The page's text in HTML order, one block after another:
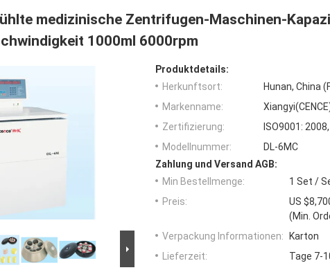
medizinische Zentrifugen-Maschinen-
1000ml 6000rpm
Produktdetails:
Herkunftsort:
Hunan, China
Markenname:
Zertifizierung:
ISO9001:
Modellnummer:
DL-6MC
Zahlung und Versand AGB:
Min Bestellmenge:
1 Set /
Preis:
US
(Min.
Verpackung Informationen:
Karton
Lieferzeit:
Tage 7-